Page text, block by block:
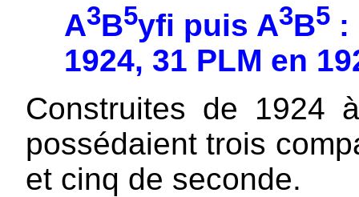
A3B5yfi puis A3B5 :
1924, 31 PLM en
Construites de 1924
possédaient trois
et cinq de seconde.